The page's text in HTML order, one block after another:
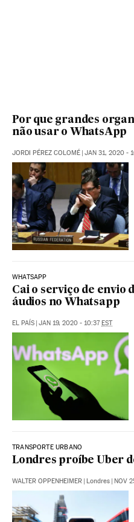
Por que grandes
não usar o WhatsApp
JORDI PÉREZ COLOMÉ JAN 31, 2020 -
WHATSAPP
Cai o serviço de envio
áudios no Whatsapp
EL PAÍS JAN 19, 2020 - 10:37 EST
TRANSPORTE URBANO
Londres proíbe Uber
WALTER OPPENHEIMER Londres NOV